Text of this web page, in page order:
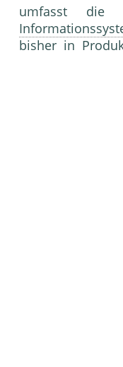
umfasst die
bisher in